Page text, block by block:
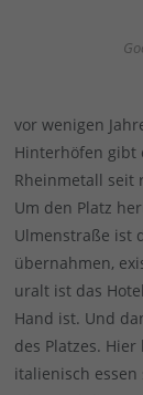
vor wenigen
Hinterhöfen gibt
Rheinmetall seit
Um den Platz
Ulmenstraße ist
übernahmen,
uralt ist das
Hand ist. Und
des Platzes.
italienisch